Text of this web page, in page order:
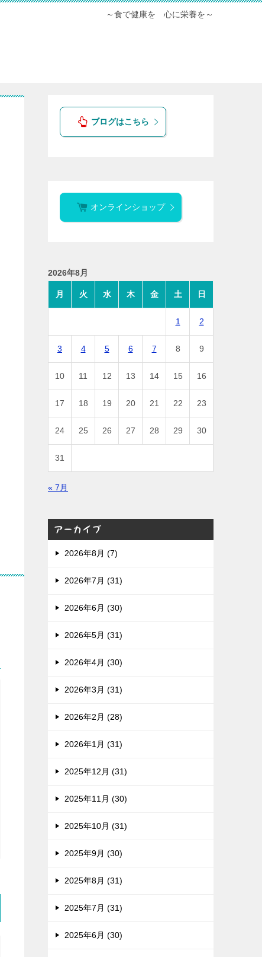
～食で健康を 心に栄養を～
ブログはこちら
オンラインショップ
2026年8月
月 火 水 木 金 土 日
1 2
3 4 5 6 7 8 9
10 11 12 13 14 15 16
17 18 19 20 21 22 23
24 25 26 27 28 29 30
31
« 7月
アーカイブ
2026年8月 (7)
2026年7月 (31)
2026年6月 (30)
2026年5月 (31)
2026年4月 (30)
2026年3月 (31)
2026年2月 (28)
2026年1月 (31)
2025年12月 (31)
2025年11月 (30)
2025年10月 (31)
2025年9月 (30)
2025年8月 (31)
2025年7月 (31)
2025年6月 (30)